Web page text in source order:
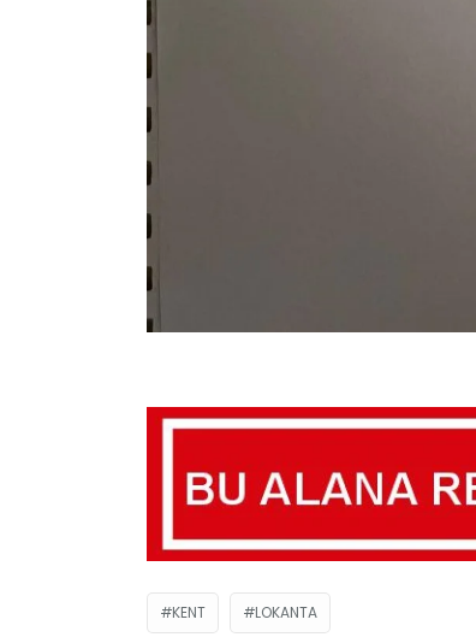
KENT LOKANTA